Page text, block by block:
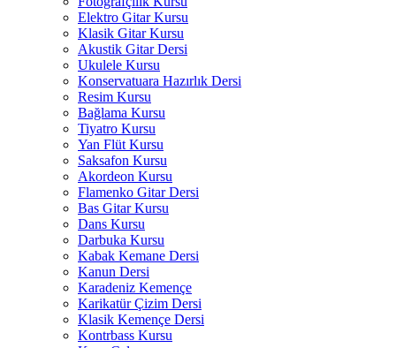
Elektro Gitar Kursu
Klasik Gitar Kursu
Akustik Gitar Dersi
Ukulele Kursu
Konservatuara Hazırlık Dersi
Resim Kursu
Bağlama Kursu
Tiyatro Kursu
Yan Flüt Kursu
Saksafon Kursu
Akordeon Kursu
Flamenko Gitar Dersi
Bas Gitar Kursu
Dans Kursu
Darbuka Kursu
Kabak Kemane Dersi
Kanun Dersi
Karadeniz Kemençe
Karikatür Çizim Dersi
Klasik Kemençe Dersi
Kontrbass Kursu